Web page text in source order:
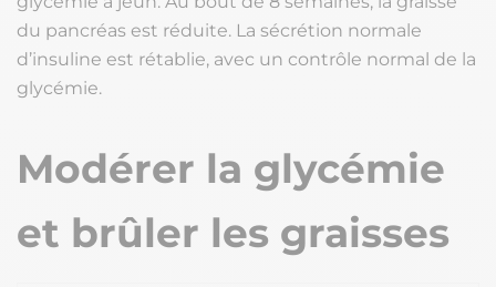
du pancréas est réduite. La sécrétion normale
d’insuline est rétablie, avec un contrôle normal de la
glycémie.
Modérer la glycémie
et brûler les graisses